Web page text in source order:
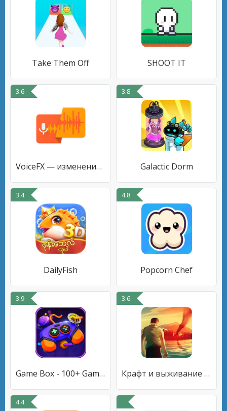
Take Them Off SHOOT IT
3.6
VoiceFX — изменение голоса с п
3.8
Galactic Dorm
3.4
DailyFish
4.8
Popcorn Chef
3.9
Game Box - 100+ Games
3.6
Крафт и выживание на острове
4.4